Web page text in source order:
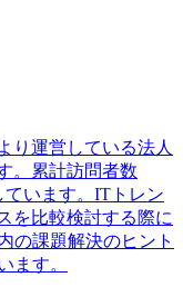
り運営している法人
。累計訪問者数
ています。ITトレン
を比較検討する際に
の課題解決のヒント
ます。